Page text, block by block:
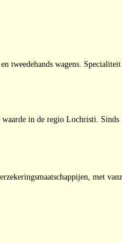
tweedehands wagens.
in de regio Lochristi.
met